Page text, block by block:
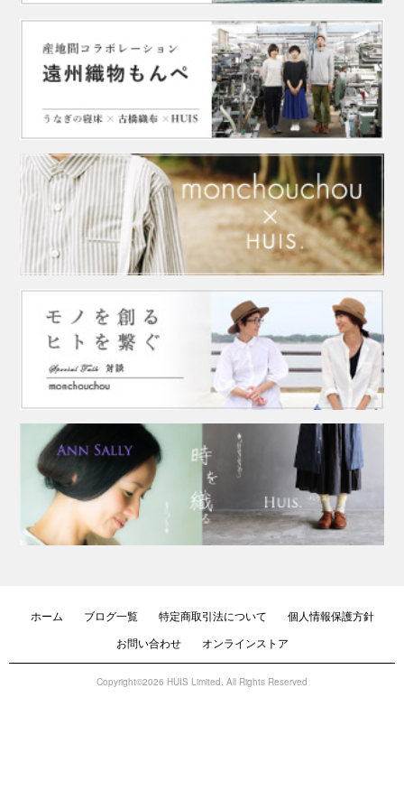
ホーム ブログ一覧 特定商取引法について
個人情報保護方針
お問い合わせ
オンラインストア
Copyright©2026 HUIS Limited. All Rights Reserved